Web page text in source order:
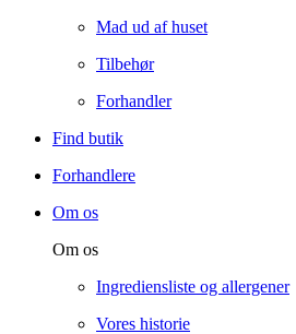
Mad ud af huset
Tilbehør
Forhandler
Find butik
Forhandlere
Om os
Om os
Ingrediensliste og allergener
Vores historie